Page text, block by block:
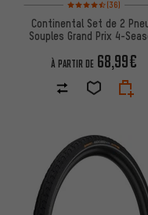
(36)
Continental Set de 2
Souples Grand Prix 4-
À PARTIR DE 68,99€